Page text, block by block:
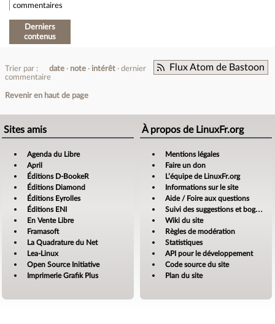
commentaires
Derniers
contenus
Flux Atom de Bastoon
Trier par : date note intérêt
dernier
commentaire
Revenir en haut de page
Sites amis
Agenda du Libre
April
Éditions D-BookeR
Éditions Diamond
Éditions Eyrolles
Éditions ENI
En Vente Libre
Framasoft
La Quadrature du Net
Lea-Linux
Open Source Initiative
Imprimerie Grafik Plus
À propos de LinuxFr.org
Mentions légales
Faire un don
L’équipe de LinuxFr.org
Informations sur le site
Aide / Foire aux questions
Suivi des suggestions et bogues
Wiki du site
Règles de modération
Statistiques
API pour le développement
Code source du site
Plan du site